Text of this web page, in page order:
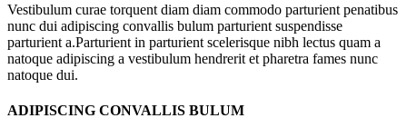
Vestibulum curae torquent diam diam commodo parturient penatibus
nunc dui adipiscing convallis bulum parturient suspendisse
parturient a.Parturient in parturient scelerisque nibh lectus quam a
natoque adipiscing a vestibulum hendrerit et pharetra fames nunc
natoque dui.
ADIPISCING CONVALLIS BULUM